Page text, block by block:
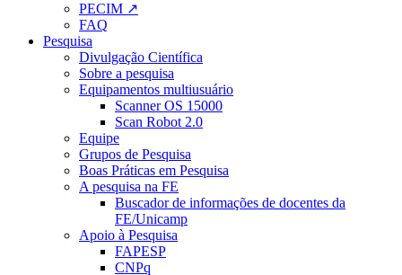
PECIM ↗
FAQ
Pesquisa
Divulgação Científica
Sobre a pesquisa
Equipamentos multiusuário
Scanner OS 15000
Scan Robot 2.0
Equipe
Grupos de Pesquisa
Boas Práticas em Pesquisa
A pesquisa na FE
Buscador de informações de docentes da
FE/Unicamp
Apoio à Pesquisa
FAPESP
CNPq